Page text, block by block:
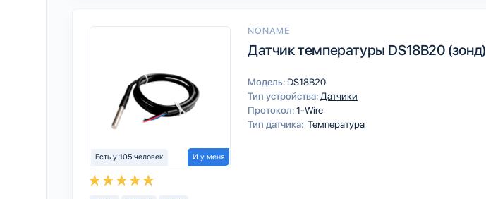
Есть у 105 человек И у меня
NONAME
Датчик температуры DS18B20 (зонд)
Модель: DS18B20
Тип устройства: Датчики
Протокол:1-Wire
Тип датчика: Температура